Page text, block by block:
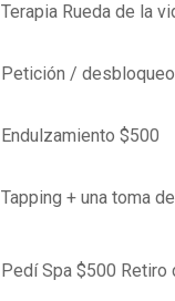
Terapia Rueda de la
Petición /
Endulzamiento $500
Tapping + una toma
Pedí Spa $500